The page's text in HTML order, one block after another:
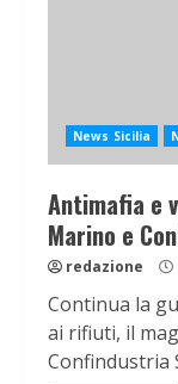
News Sicilia
Antimafia e
Marino e
redazione
Continua la
ai rifiuti, il
Confindustria